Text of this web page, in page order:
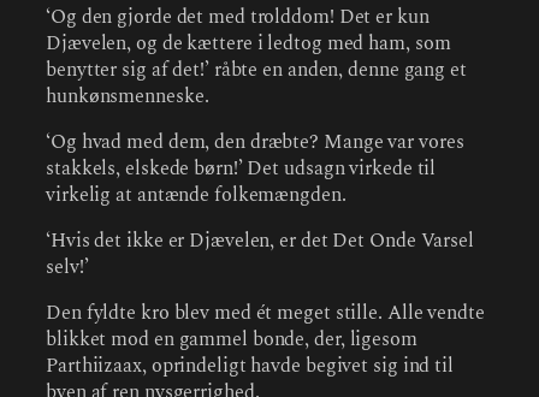
‘Og den gjorde det med trolddom! Det er kun
Djævelen, og de kættere i ledtog med ham, som
benytter sig af det!’ råbte en anden, denne gang et
hunkønsmenneske.
‘Og hvad med dem, den dræbte? Mange var vores
stakkels, elskede børn!’ Det udsagn virkede til
virkelig at antænde folkemængden.
‘Hvis det ikke er Djævelen, er det Det Onde Varsel
selv!’
Den fyldte kro blev med ét meget stille. Alle vendte
blikket mod en gammel bonde, der, ligesom
Parthiizaax, oprindeligt havde begivet sig ind til